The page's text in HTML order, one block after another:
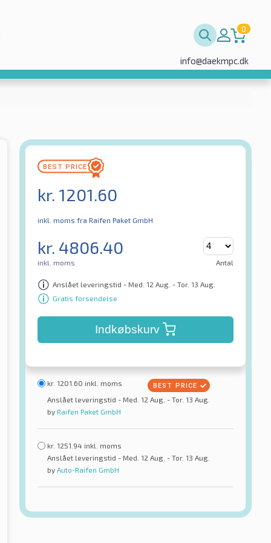
0
info@daekmpc.dk
kr. 1201.60
inkl. moms fra Raifen Paket GmbH
kr. 4806.40
inkl. moms Antal
Anslået leveringstid - Med. 12 Aug. - Tor. 13 Aug.
Gratis forsendelse
Indkøbskurv
kr. 1201.60 inkl. moms
Anslået leveringstid - Med. 12 Aug. - Tor. 13 Aug.
by Raifen Paket GmbH
kr. 1251.94 inkl. moms
Anslået leveringstid - Med. 12 Aug. - Tor. 13 Aug.
by Auto-Raifen GmbH